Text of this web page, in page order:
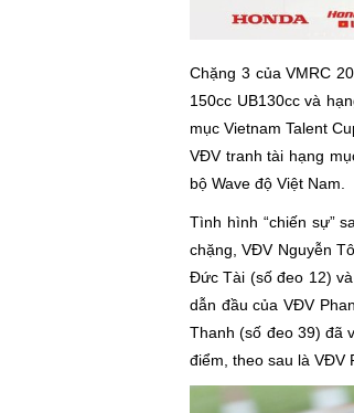
Chặng 3 của VMRC
150cc UB130cc và
mục Vietnam Talent
VĐV tranh tài hạng
bộ Wave độ Việt Nam.
Tình hình “chiến sự”
chặng, VĐV Nguyễn
Đức Tài (số đeo 12)
dẫn đầu của VĐV
Thanh (số đeo 39) đã
điểm, theo sau là VĐV